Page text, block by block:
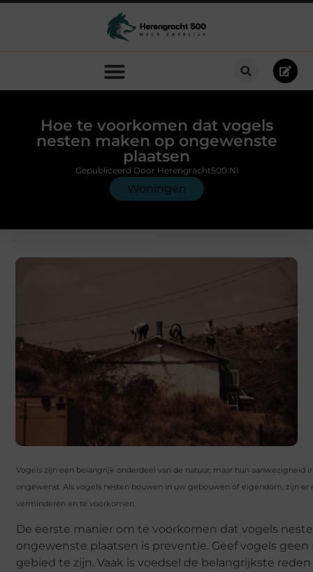
Hoe te voorkomen dat vogels
nesten maken op ongewenste
plaatsen
Woningen
Gepubliceerd Door Herengracht500.nl
Vogels zijn een belangrijk onderdeel van de natuur, maar hun aanwezigheid
ongewenst. Als vogels nesten bouwen in uw gebouwen of eigendom, zijn
verminderen en te voorkomen.
De eerste manier om te voorkomen dat vogels
ongewenste plaatsen is preventie. Geef vogels
gebied te zijn. Vaak is voedsel de belangrijkste